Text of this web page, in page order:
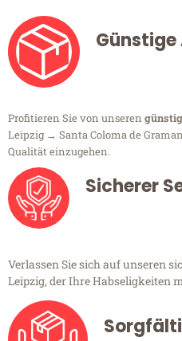
Profitieren Sie von unseren
Leipzig → Santa Coloma de
Qualität einzugehen.
Sicherer
Verlassen Sie sich auf unseren
Leipzig, der Ihre Habseligkeiten